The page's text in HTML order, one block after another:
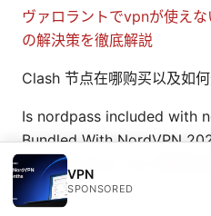
ヴァロラントでvpnが使え
の解決策を徹底解説
Clash 节点在哪购买以及如
Is nordpass included with
Bundled With NordVPN
Pricing, Setup Tips
电脑怎
使用指南
VPN
SPONSORED